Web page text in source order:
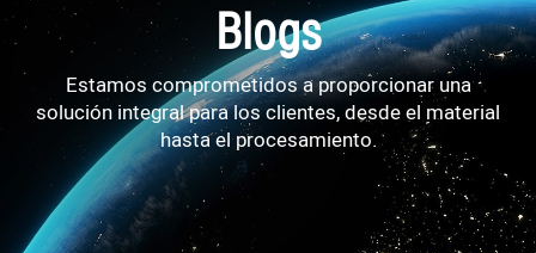
Blogs
Estamos comprometidos a proporcionar una
solución integral para los clientes, desde el material
hasta el procesamiento.